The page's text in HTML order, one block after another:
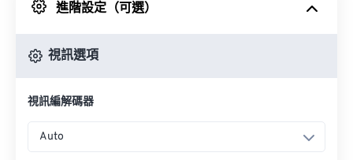
來自 Google 雲端硬碟
進階設定（可選）
視訊選項
視訊編解碼器
Auto